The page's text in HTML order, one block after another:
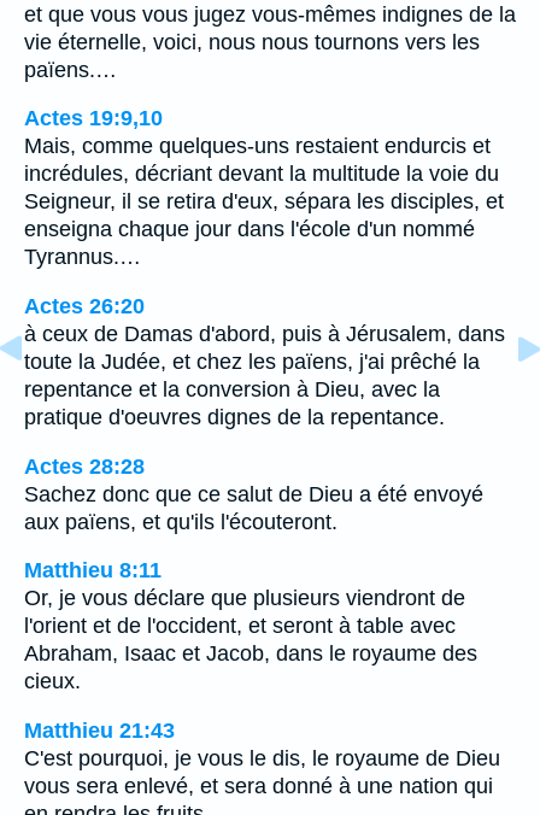
et que vous vous jugez vous-mêmes indignes de la
vie éternelle, voici, nous nous tournons vers les
païens.…
Actes 19:9,10
Mais, comme quelques-uns restaient endurcis et
incrédules, décriant devant la multitude la voie du
Seigneur, il se retira d'eux, sépara les disciples, et
enseigna chaque jour dans l'école d'un nommé
Tyrannus.…
Actes 26:20
à ceux de Damas d'abord, puis à Jérusalem, dans
toute la Judée, et chez les païens, j'ai prêché la
repentance et la conversion à Dieu, avec la
pratique d'oeuvres dignes de la repentance.
Actes 28:28
Sachez donc que ce salut de Dieu a été envoyé
aux païens, et qu'ils l'écouteront.
Matthieu 8:11
Or, je vous déclare que plusieurs viendront de
l'orient et de l'occident, et seront à table avec
Abraham, Isaac et Jacob, dans le royaume des
cieux.
Matthieu 21:43
C'est pourquoi, je vous le dis, le royaume de Dieu
vous sera enlevé, et sera donné à une nation qui